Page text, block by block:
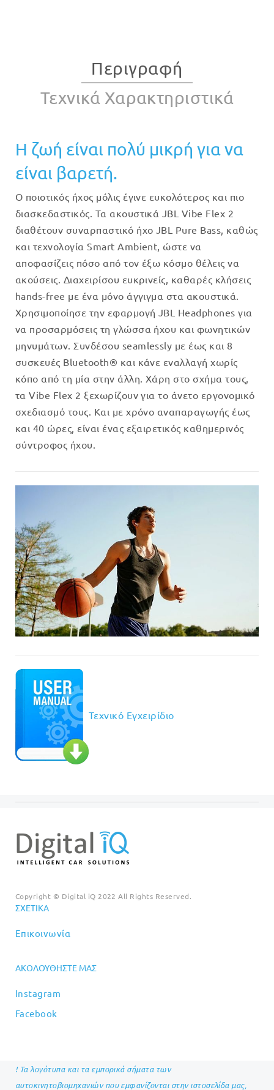
Περιγραφή
Τεχνικά Χαρακτηριστικά
Η ζωή είναι πολύ μικρή για να
είναι βαρετή.
Ο ποιοτικός ήχος μόλις έγινε ευκολότερος και πιο
διασκεδαστικός. Τα ακουστικά JBL Vibe Flex 2
διαθέτουν συναρπαστικό ήχο JBL Pure Bass, καθώς
και τεχνολογία Smart Ambient, ώστε να
αποφασίζεις πόσο από τον έξω κόσμο θέλεις να
ακούσεις. Διαχειρίσου ευκρινείς, καθαρές κλήσεις
hands-free με ένα μόνο άγγιγμα στα ακουστικά.
Χρησιμοποίησε την εφαρμογή JBL Headphones για
να προσαρμόσεις τη γλώσσα ήχου και φωνητικών
μηνυμάτων. Συνδέσου seamlessly με έως και 8
συσκευές Bluetooth® και κάνε εναλλαγή χωρίς
κόπο από τη μία στην άλλη. Χάρη στο σχήμα τους,
τα Vibe Flex 2 ξεχωρίζουν για το άνετο εργονομικό
σχεδιασμό τους. Και με χρόνο αναπαραγωγής έως
και 40 ώρες, είναι ένας εξαιρετικός καθημερινός
σύντροφος ήχου.
Τεχνικό Εγχειρίδιο
Copyright © Digital iQ 2022 All Rights Reserved.
ΣΧΕΤΙΚΆ
Επικοινωνία
ΑΚΟΛΟΥΘΉΣΤΕ ΜΑΣ
Instagram
Facebook
! Τα λογότυπα και τα εμπορικά σήματα των
αυτοκινητοβιομηχανιών που εμφανίζονται στην ιστοσελίδα μας,